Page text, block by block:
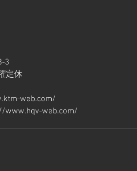
3
定休
web.com/
www.hqv-web.com/